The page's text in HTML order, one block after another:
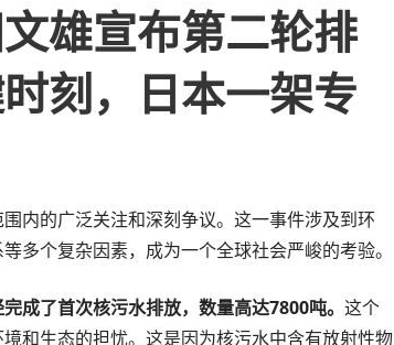
雄宣布第二轮排
刻，日本一架专
内的广泛关注和深刻争议。这一事件涉及到环
多个复杂因素，成为一个全球社会严峻的考验。
成了首次核污水排放，数量高达7800吨。这个
和生态的担忧。这是因为核污水中含有放射性物